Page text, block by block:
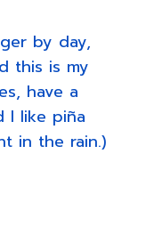
by day,
this is my
have a
I like piña
in the rain.)